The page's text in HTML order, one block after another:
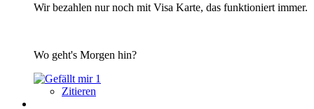
Wir bezahlen nur noch mit Visa Karte, das funktioniert immer.
Wo geht's Morgen hin?
1
Zitieren